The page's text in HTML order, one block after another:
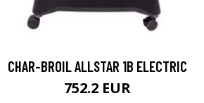
CHAR-BROIL ALLSTAR 1B ELECTRIC
752.2 EUR